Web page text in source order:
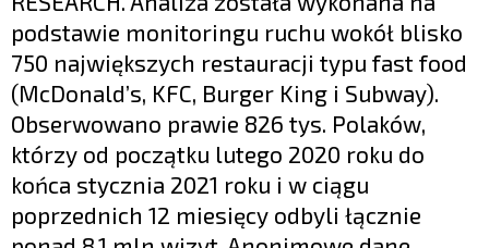
podstawie monitoringu ruchu wokół blisko
750 największych restauracji typu fast food
(McDonald’s, KFC, Burger King i Subway).
Obserwowano prawie 826 tys. Polaków,
którzy od początku lutego 2020 roku do
końca stycznia 2021 roku i w ciągu
poprzednich 12 miesięcy odbyli łącznie